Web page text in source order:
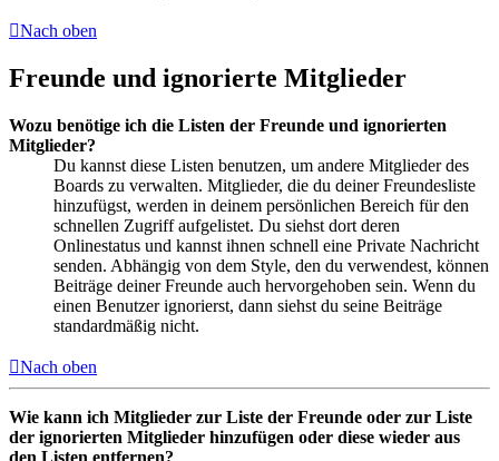
Nach oben
Freunde und ignorierte Mitglieder
Wozu benötige ich die Listen der Freunde und ignorierten
Mitglieder?
Du kannst diese Listen benutzen, um andere Mitglieder des
Boards zu verwalten. Mitglieder, die du deiner Freundesliste
hinzufügst, werden in deinem persönlichen Bereich für den
schnellen Zugriff aufgelistet. Du siehst dort deren
Onlinestatus und kannst ihnen schnell eine Private Nachricht
senden. Abhängig von dem Style, den du verwendest, können
Beiträge deiner Freunde auch hervorgehoben sein. Wenn du
einen Benutzer ignorierst, dann siehst du seine Beiträge
standardmäßig nicht.
Nach oben
Wie kann ich Mitglieder zur Liste der Freunde oder zur Liste
der ignorierten Mitglieder hinzufügen oder diese wieder aus